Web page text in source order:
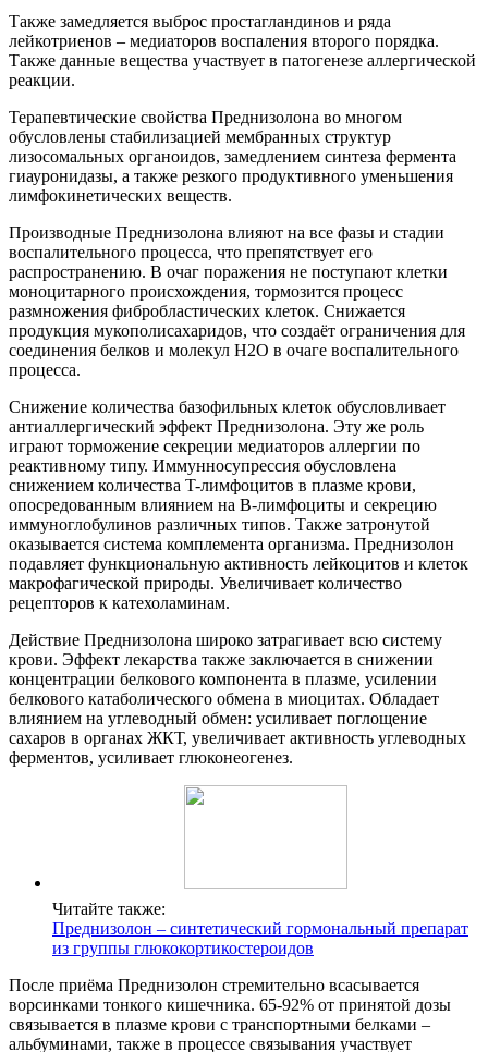
Также замедляется выброс простагландинов и ряда
лейкотриенов – медиаторов воспаления второго порядка.
Также данные вещества участвует в патогенезе аллергической
реакции.
Терапевтические свойства Преднизолона во многом
обусловлены стабилизацией мембранных структур
лизосомальных органоидов, замедлением синтеза фермента
гиауронидазы, а также резкого продуктивного уменьшения
лимфокинетических веществ.
Производные Преднизолона влияют на все фазы и стадии
воспалительного процесса, что препятствует его
распространению. В очаг поражения не поступают клетки
моноцитарного происхождения, тормозится процесс
размножения фибробластических клеток. Снижается
продукция мукополисахаридов, что создаёт ограничения для
соединения белков и молекул H2O в очаге воспалительного
процесса.
Снижение количества базофильных клеток обусловливает
антиаллергический эффект Преднизолона. Эту же роль
играют торможение секреции медиаторов аллергии по
реактивному типу. Иммунносупрессия обусловлена
снижением количества T-лимфоцитов в плазме крови,
опосредованным влиянием на B-лимфоциты и секрецию
иммуноглобулинов различных типов. Также затронутой
оказывается система комплемента организма. Преднизолон
подавляет функциональную активность лейкоцитов и клеток
макрофагической природы. Увеличивает количество
рецепторов к катехоламинам.
Действие Преднизолона широко затрагивает всю систему
крови. Эффект лекарства также заключается в снижении
концентрации белкового компонента в плазме, усилении
белкового катаболического обмена в миоцитах. Обладает
влиянием на углеводный обмен: усиливает поглощение
сахаров в органах ЖКТ, увеличивает активность углеводных
ферментов, усиливает глюконеогенез.
Читайте также:
Преднизолон – синтетический гормональный препарат
из группы глюкокортикостероидов
После приёма Преднизолон стремительно всасывается
ворсинками тонкого кишечника. 65-92% от принятой дозы
связывается в плазме крови с транспортными белками –
альбуминами, также в процессе связывания участвует